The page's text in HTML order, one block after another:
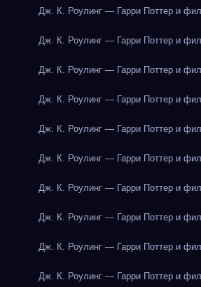
Дж. К. Роулинг — Гарри Поттер и
Дж. К. Роулинг — Гарри Поттер и
Дж. К. Роулинг — Гарри Поттер и
Дж. К. Роулинг — Гарри Поттер и
Дж. К. Роулинг — Гарри Поттер и
Дж. К. Роулинг — Гарри Поттер и
Дж. К. Роулинг — Гарри Поттер и
Дж. К. Роулинг — Гарри Поттер и
Дж. К. Роулинг — Гарри Поттер и
Дж. К. Роулинг — Гарри Поттер и